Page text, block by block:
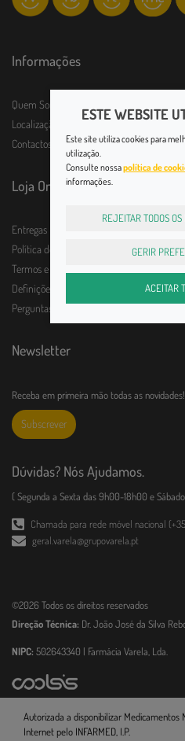
Informações
Quem Somos
Localização e horário
Contactos
Loja Online
Entregas
Política de Devolução
Termos e Condições
Definições de Privacidade
Perguntas frequentes
Newsletter
Receba em primeira mão todas as novidades!
Subscrever
Dúvidas? Nós Ajudamos.
( Segunda a Sexta das 9h00-18h00 e
Chamada para rede móvel nacional
geral.varela@grupovarela.pt
©2026 Todos os direitos reservados
Direção Técnica: Dr. João José da Silva
NIPC: 502643340 | Farmácia Varela, Lda.
Autorizada a disponibilizar Medicamentos
Internet pelo INFARMED, I.P.
ESTE WEBSITE
Este site utiliza cookies para
utilização.
Consulte nossapolítica de
informações.
REJEITAR TODOS
GERIR
ACEITAR